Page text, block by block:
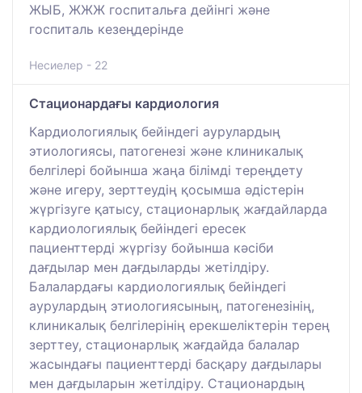
ЖЫБ, ЖЖЖ госпитальға дейінгі және
госпиталь кезеңдерінде
Несиелер - 22
Стационардағы кардиология
Кардиологиялық бейіндегі аурулардың
этиологиясы, патогенезі және клиникалық
белгілері бойынша жаңа білімді тереңдету
және игеру, зерттеудің қосымша әдістерін
жүргізуге қатысу, стационарлық жағдайларда
кардиологиялық бейіндегі ересек
пациенттерді жүргізу бойынша кәсіби
дағдылар мен дағдыларды жетілдіру.
Балалардағы кардиологиялық бейіндегі
аурулардың этиологиясының, патогенезінің,
клиникалық белгілерінің ерекшеліктерін терең
зерттеу, стационарлық жағдайда балалар
жасындағы пациенттерді басқару дағдылары
мен дағдыларын жетілдіру. Стационардың